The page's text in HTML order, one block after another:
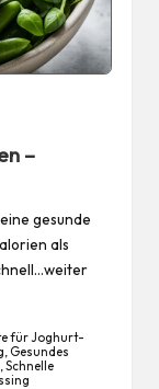
–
gesunde
als
für Joghurt-
Gesundes
Schnelle